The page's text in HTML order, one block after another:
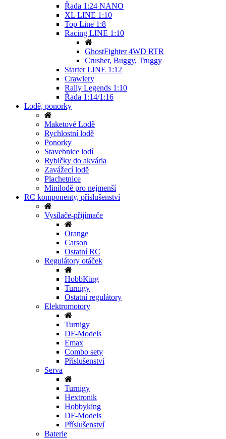
Řada 1:24 NANO
XL LINE 1:10
Top Line 1:8
Racing LINE 1:10
GhostFighter 4WD RTR
Crusher, Buggy, Truggy
Starter LINE 1:12
Crawlery
Rally Legends 1:10
Řada 1:14/1:16
Lodě, ponorky
Maketové Lodě
Rychlostní lodě
Ponorky
Stavebnice lodí
Rybičky do akvária
Zavážecí lodě
Plachetnice
Minilodě pro nejmenší
RC komponenty, příslušenství
Vysílače-přijímače
Orange
Carson
Ostatní RC
Regulátory otáček
HobbKing
Turnigy
Ostatní regulátory
Elektromotory
Turnigy
DF-Models
Emax
Combo sety
Příslušenství
Serva
Turnigy
Hextronik
Hobbyking
DF-Models
Příslušenství
Baterie